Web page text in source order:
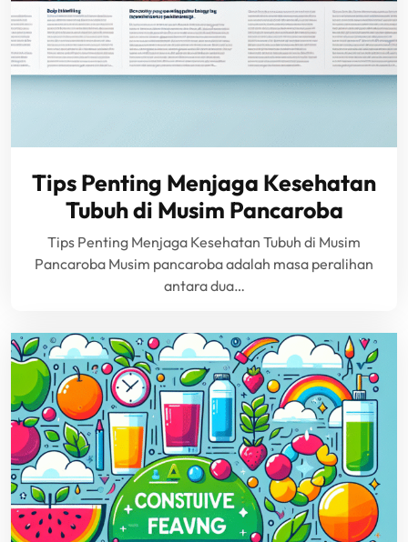
Tips Penting Menjaga Kesehatan
Tubuh di Musim Pancaroba
Tips Penting Menjaga Kesehatan Tubuh di Musim
Pancaroba Musim pancaroba adalah masa peralihan
antara dua…